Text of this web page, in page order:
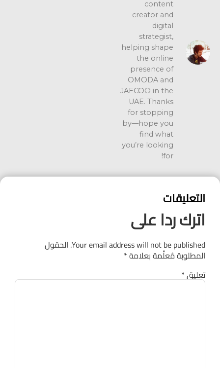
content
creator and
digital
strategist,
helping shape
the online
presence of
OMODA and
JAECOO in the
UAE. Thanks
for stopping
by—hope you
find what
you’re looking
for!
التعليقات
اترك ردا على
Your email address will not be published. الحقول
المطلوبة مُعلَّمة بعلامة*
تعليق*